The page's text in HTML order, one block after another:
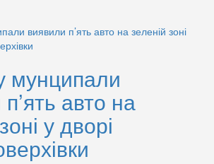
мунципали
авто на
у дворі